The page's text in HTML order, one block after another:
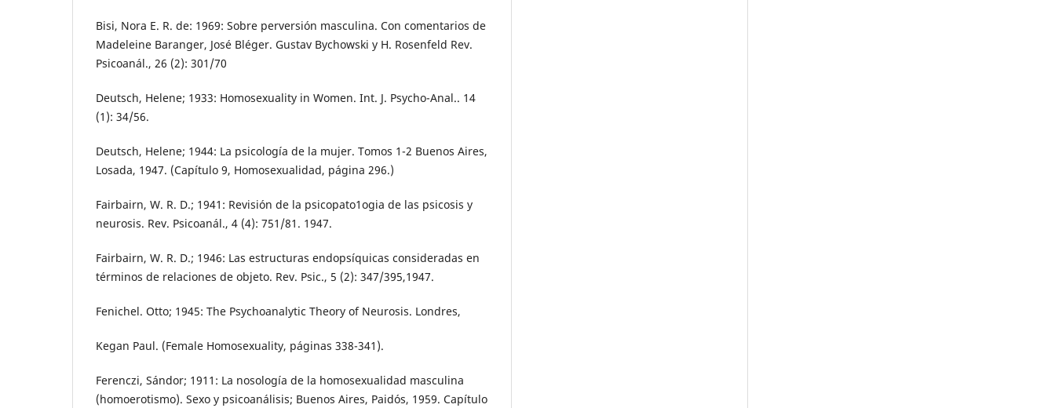
Bisi, Nora E. R. de: 1969: Sobre perversión masculina. Con comentarios de
Madeleine Baranger, José Bléger. Gustav Bychowski y H. Rosenfeld Rev.
Psicoanál., 26 (2): 301/70
Deutsch, Helene; 1933: Homosexuality in Women. Int. J. Psycho-Anal.. 14
(1): 34/56.
Deutsch, Helene; 1944: La psicología de la mujer. Tomos 1-2 Buenos Aires,
Losada, 1947. (Capítulo 9, Homosexualidad, página 296.)
Fairbairn, W. R. D.; 1941: Revisión de la psicopato1ogia de las psicosis y
neurosis. Rev. Psicoanál., 4 (4): 751/81. 1947.
Fairbairn, W. R. D.; 1946: Las estructuras endopsíquicas consideradas en
términos de relaciones de objeto. Rev. Psic., 5 (2): 347/395,1947.
Fenichel. Otto; 1945: The Psychoanalytic Theory of Neurosis. Londres,
Kegan Paul. (Female Homosexuality, páginas 338-341).
Ferenczi, Sándor; 1911: La nosología de la homosexualidad masculina
(homoerotismo). Sexo y psicoanálisis; Buenos Aires, Paidós, 1959. Capítulo